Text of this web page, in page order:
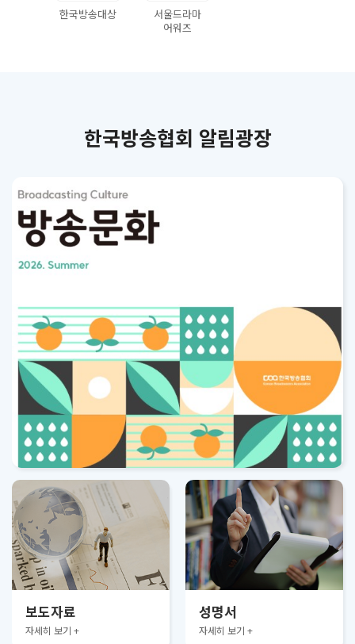
한국방송대상
서울드라마
어워즈
한국방송협회 알림광장
보도자료
자세히 보기 +
성명서
자세히 보기 +